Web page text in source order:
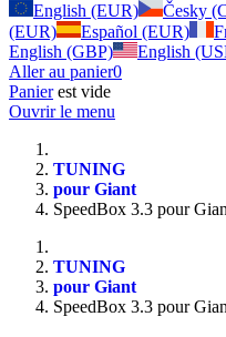
English (EUR)
Česky
(EUR)
Español (EUR)
English (GBP)
English
Aller au panier0
Panierest vide
Ouvrir le menu
TUNING
pour Giant
SpeedBox 3.3 pour
TUNING
pour Giant
SpeedBox 3.3 pour